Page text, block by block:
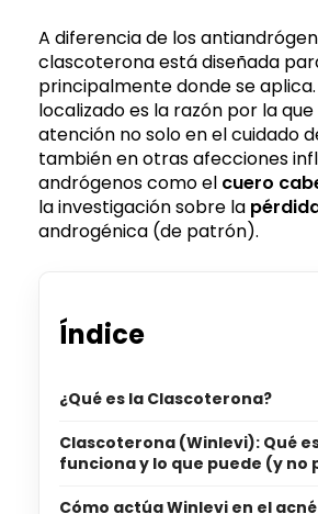
A diferencia de los
clascoterona está diseñada
principalmente donde se
localizado es la razón por la
atención no solo en el cuidado
también en otras afecciones
andrógenos como el cuero
la investigación sobre la
androgénica (de patrón).
Índice
¿Qué es la Clascoterona?
Clascoterona (Winlevi): Qué
funciona y lo que puede (y no
Cómo actúa Winlevi en el acné